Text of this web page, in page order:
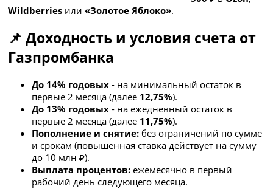
Wildberries или«Золотое Яблоко».
📌 Доходность и условия счета от
Газпромбанка
До 14% годовых- на минимальный остаток в
первые 2 месяца (далее 12,75%).
До 13% годовых- на ежедневный остаток в
первые 2 месяца (далее 11,75%).
Пополнение и снятие:без ограничений по сумме
и срокам (повышенная ставка действует на сумму
до 10 млн ₽).
Выплата процентов:ежемесячно в первый
рабочий день следующего месяца.